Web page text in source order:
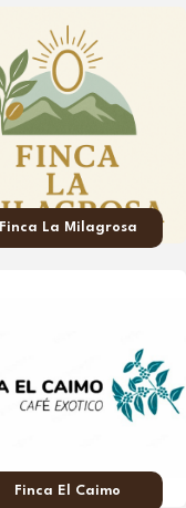
Finca La Milagrosa
Finca El Caimo